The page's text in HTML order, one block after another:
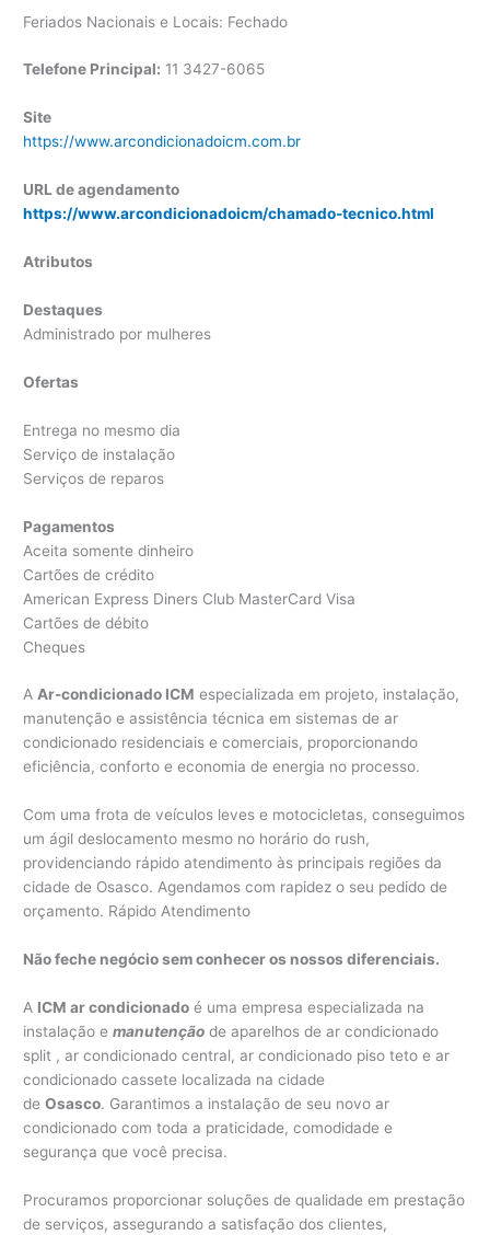
Feriados Nacionais e Locais: Fechado
Telefone Principal: 11 3427-6065
Site
https://www.arcondicionadoicm.com.br
URL de agendamento
https://www.arcondicionadoicm/chamado-tecnico.html
Atributos
Destaques
Administrado por mulheres
Ofertas
Entrega no mesmo dia
Serviço de instalação
Serviços de reparos
Pagamentos
Aceita somente dinheiro
Cartões de crédito
American Express Diners Club MasterCard Visa
Cartões de débito
Cheques
AAr-condicionado ICM especializada em projeto, instalação,
manutenção e assistência técnica em sistemas de ar
condicionado residenciais e comerciais, proporcionando
eficiência, conforto e economia de energia no processo.
Com uma frota de veículos leves e motocicletas, conseguimos
um ágil deslocamento mesmo no horário do rush,
providenciando rápido atendimento às principais regiões da
cidade de Osasco. Agendamos com rapidez o seu pedido de
orçamento. Rápido Atendimento
Não feche negócio sem conhecer os nossos diferenciais.
A ICM ar condicionado é uma empresa especializada na
instalação emanutenção de aparelhos de ar condicionado
split , ar condicionado central, ar condicionado piso teto e ar
condicionado cassete localizada na cidade
deOsasco. Garantimos a instalação de seu novo ar
condicionado com toda a praticidade, comodidade e
segurança que você precisa.
Procuramos proporcionar soluções de qualidade em prestação
de serviços, assegurando a satisfação dos clientes,